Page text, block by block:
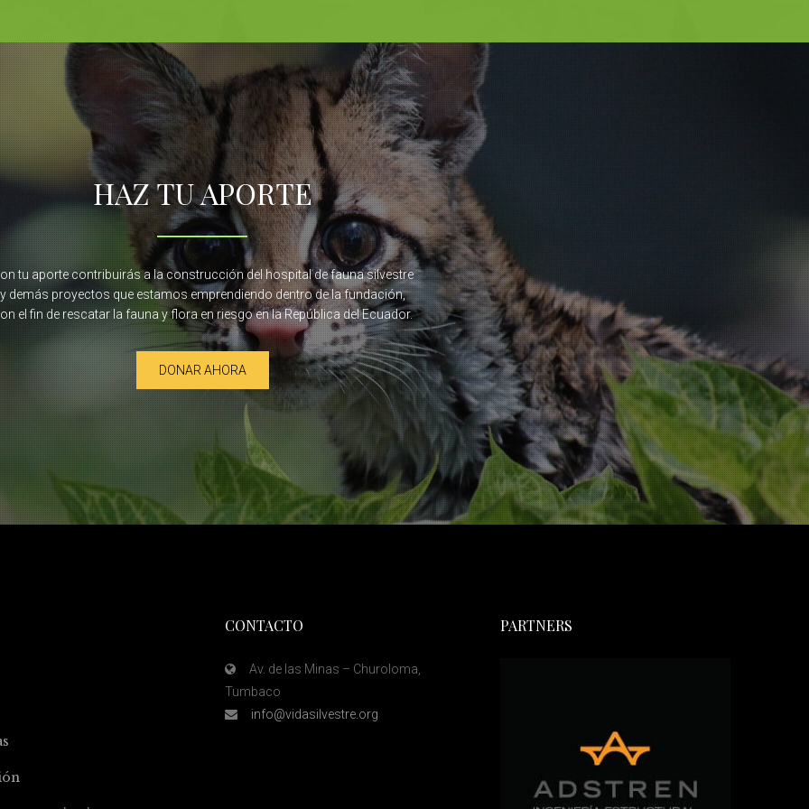
HAZ TU APORTE
tu aporte contribuirás a la construcción del hospital de fauna silvestre
y demás proyectos que estamos emprendiendo dentro de la fundación,
el fin de rescatar la fauna y flora en riesgo en la República del Ecuador.
DONAR AHORA
CONTACTO
Av. de las Minas – Churoloma,
Tumbaco
info@vidasilvestre.org
PARTNERS